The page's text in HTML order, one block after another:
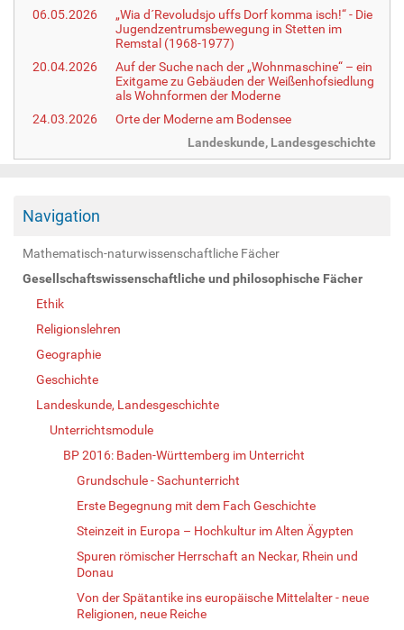
06.05.2026
„Wia d´Revoludsjo uffs Dorf komma isch!“ - Die
Jugendzentrumsbewegung in Stetten im
Remstal (1968-1977)
20.04.2026
Auf der Suche nach der „Wohnmaschine“ – ein
Exitgame zu Gebäuden der Weißenhofsiedlung
als Wohnformen der Moderne
24.03.2026
Orte der Moderne am Bodensee
Landeskunde, Landesgeschichte
Navigation
Mathematisch-naturwissenschaftliche Fächer
Gesellschaftswissenschaftliche und philosophische Fächer
Ethik
Religionslehren
Geographie
Geschichte
Landeskunde, Landesgeschichte
Unterrichtsmodule
BP 2016: Baden-Württemberg im Unterricht
Grundschule - Sachunterricht
Erste Begegnung mit dem Fach Geschichte
Steinzeit in Europa – Hochkultur im Alten Ägypten
Spuren römischer Herrschaft an Neckar, Rhein und
Donau
Von der Spätantike ins europäische Mittelalter - neue
Religionen, neue Reiche